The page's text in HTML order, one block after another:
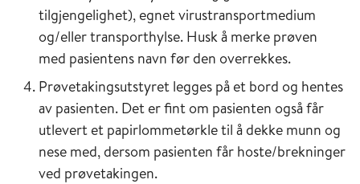
tilgjengelighet), egnet virustransportmedium
og/eller transporthylse. Husk å merke prøven
med pasientens navn før den overrekkes.
Prøvetakingsutstyret legges på et bord og hentes
av pasienten. Det er fint om pasienten også får
utlevert et papirlommetørkle til å dekke munn og
nese med, dersom pasienten får hoste/brekninger
ved prøvetakingen.